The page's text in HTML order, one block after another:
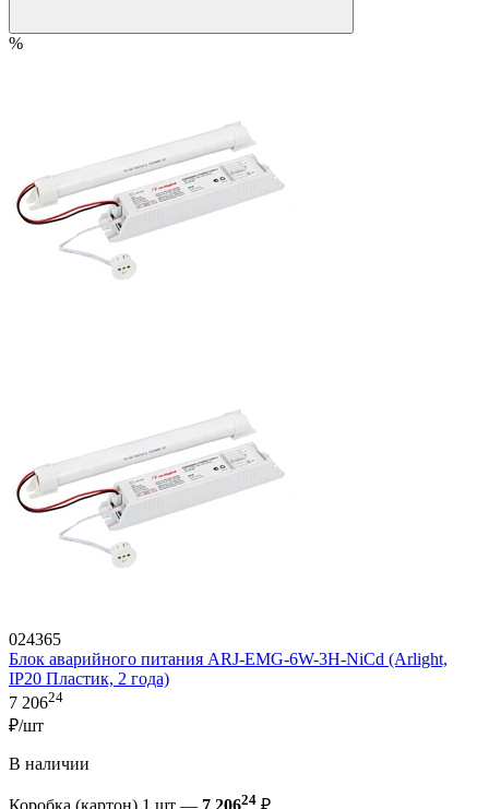
%
024365
Блок аварийного питания ARJ-EMG-6W-3H-NiCd (Arlight,
IP20 Пластик, 2 года)
7 20624
₽/шт
В наличии
24